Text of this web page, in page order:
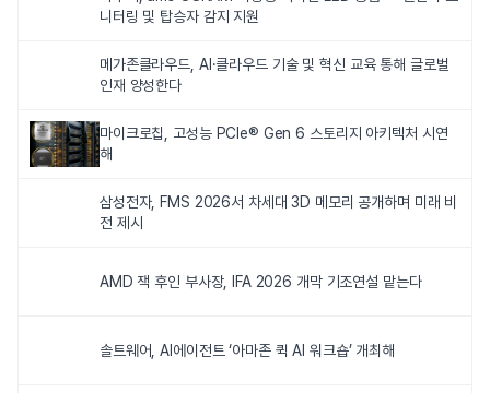
니터링 및 탑승자 감지 지원
메가존클라우드, AI·클라우드 기술 및 혁신 교육 통해 글로벌
인재 양성한다
마이크로칩, 고성능 PCIe® Gen 6 스토리지 아키텍처 시연
해
삼성전자, FMS 2026서 차세대 3D 메모리 공개하며 미래 비
전 제시
AMD 잭 후인 부사장, IFA 2026 개막 기조연설 맡는다
솔트웨어, AI에이전트 ‘아마존 퀵 AI 워크숍’ 개최해